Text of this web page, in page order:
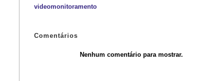
videomonitoramento
Comentários
Nenhum comentário para mostrar.